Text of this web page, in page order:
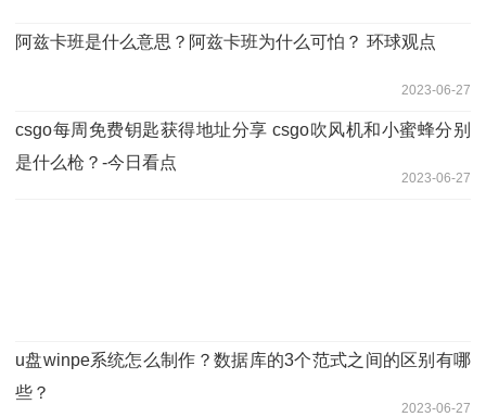
阿兹卡班是什么意思？阿兹卡班为什么可怕？ 环球观点
2023-06-27
csgo每周免费钥匙获得地址分享 csgo吹风机和小蜜蜂分别
是什么枪？-今日看点
2023-06-27
u盘winpe系统怎么制作？数据库的3个范式之间的区别有哪
些？
2023-06-27